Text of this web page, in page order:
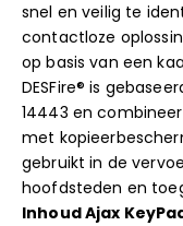
snel en veilig te
contactloze
op basis van een
DESFire® is
14443 en
met
gebruikt in de
hoofdsteden en
Inhoud Ajax